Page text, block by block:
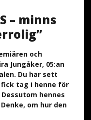
– minns
och
Jungåker, 05:an
Du har sett
fick tag i henne för
hennes
om hur den